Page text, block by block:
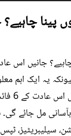
پینا
یہ ایک اہم
کر
مل جائے گی۔
سیلیبریٹیز،